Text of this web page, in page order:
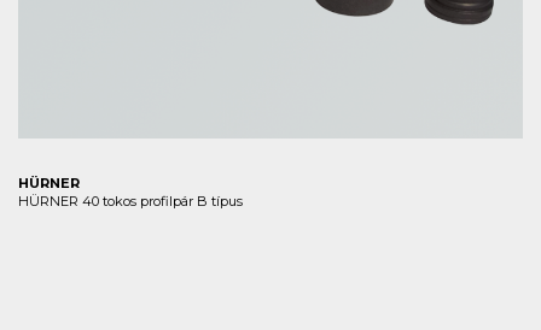
HÜRNER
HÜRNER 40 tokos profilpár B típus